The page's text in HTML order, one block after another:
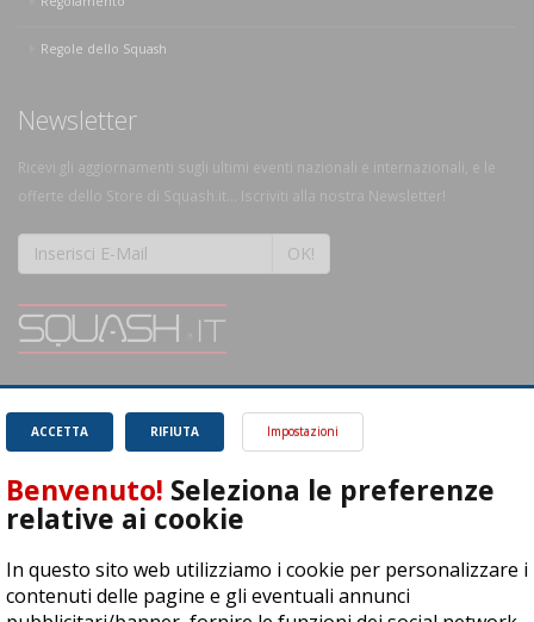
Regole dello Squash
Newsletter
Ricevi gli aggiornamenti sugli ultimi eventi nazionali e internazionali, e le
offerte dello Store di Squash.it... Iscriviti alla nostra Newsletter!
OK!
SQUASH.it: Il punto di riferimento quotidiano per tutti gli amanti di questo
magnifico sport.
Leggi
RIFIUTA
ACCETTA Impostazioni
Benvenuto! Seleziona le preferenze
relative ai cookie
In questo sito web utilizziamo i cookie per personalizzare i
contenuti delle pagine e gli eventuali annunci
ASD Let's Sport - Via T. Olivelli 3, 25014 Castenedolo (BS) - P. Iva:
04278030988